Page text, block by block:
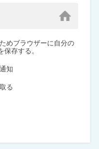
めブラウザーに自分の
存する。
知
る